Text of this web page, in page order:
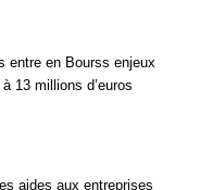
entre en Bourss enjeux
13 millions d’euros
aides aux entreprises